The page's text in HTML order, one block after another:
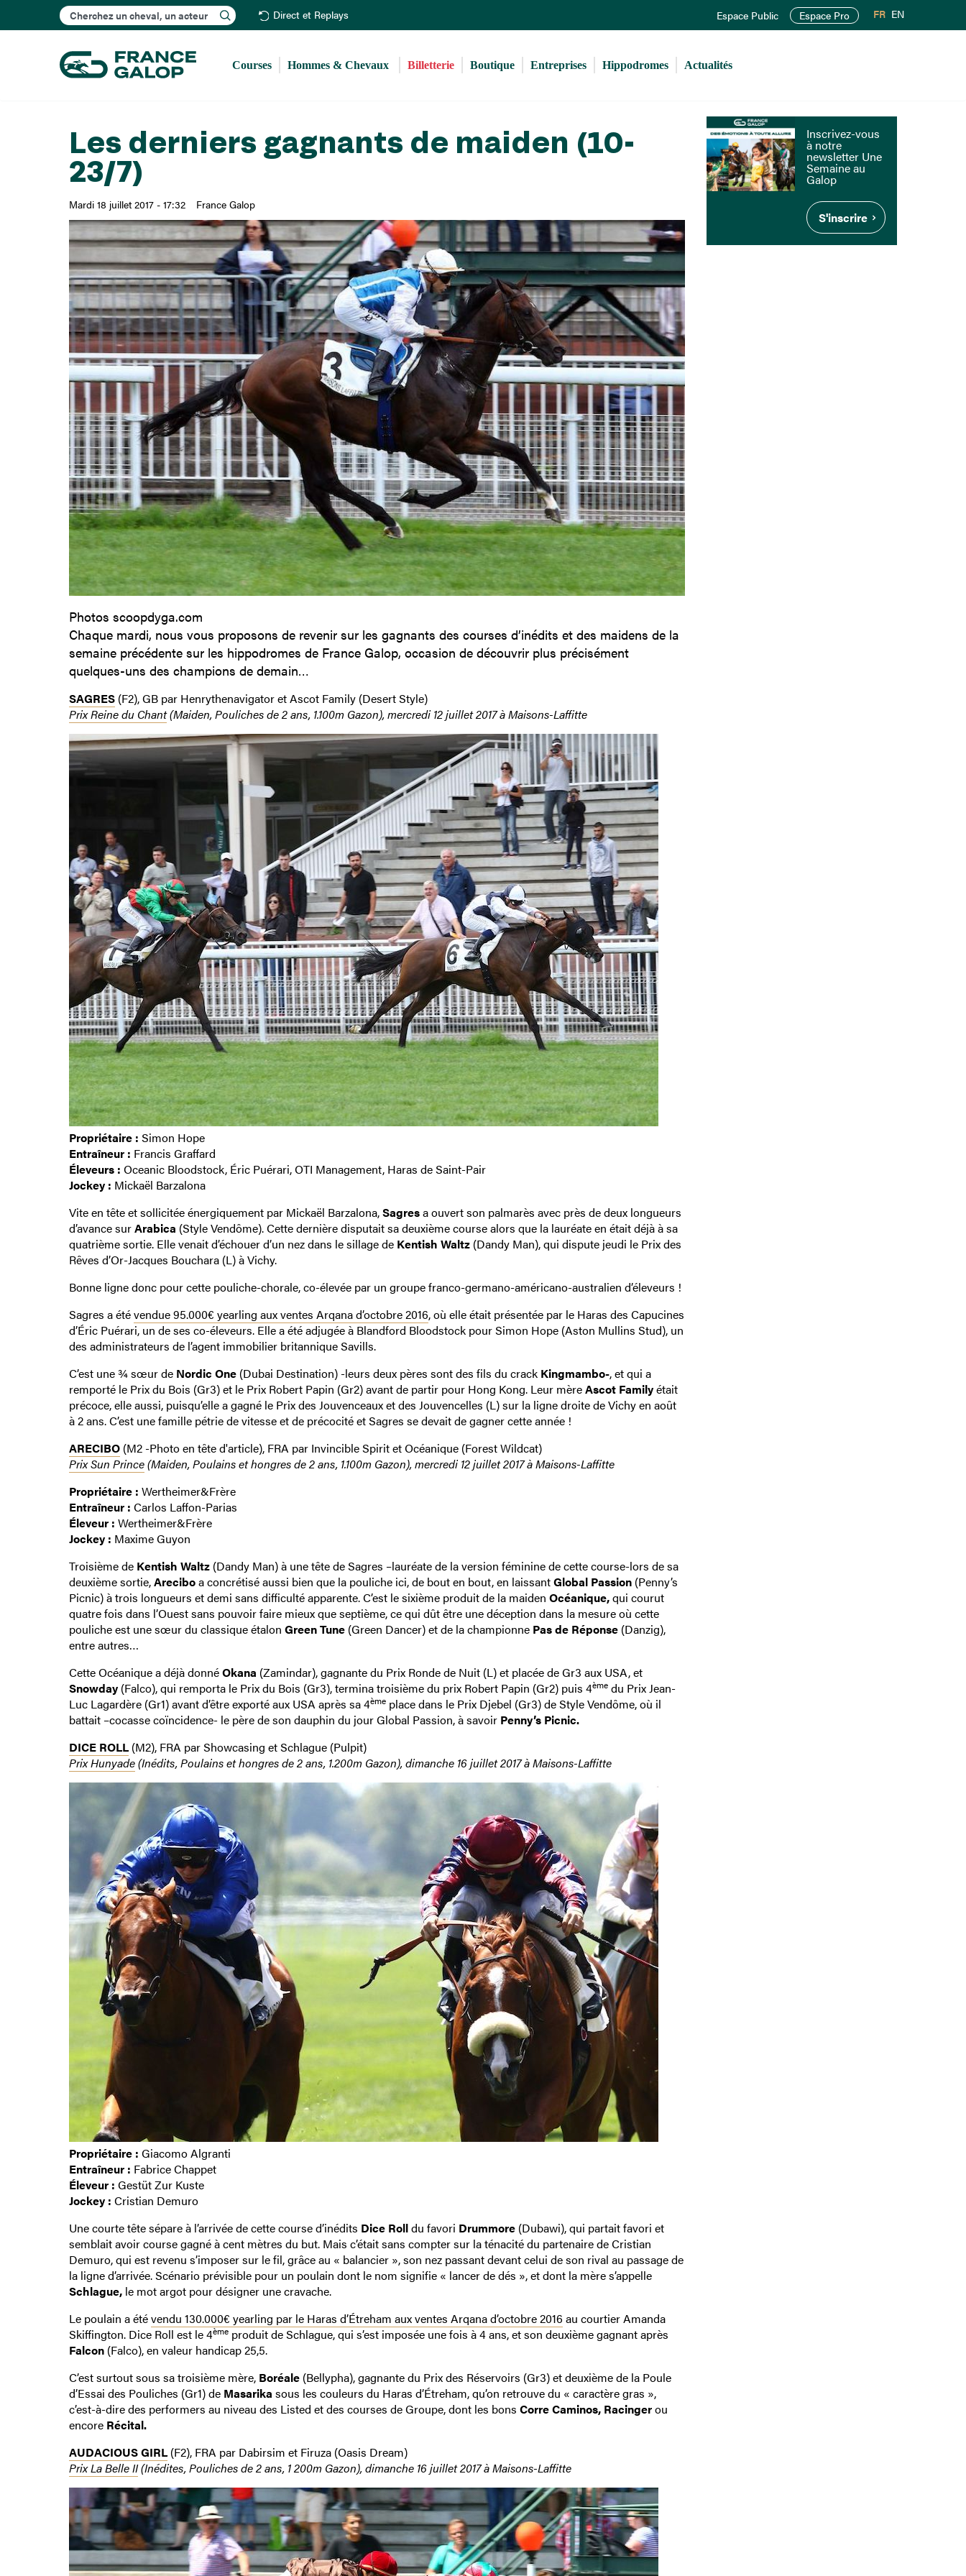
au
principal
Rechercher Direct et Replays Espace Public Espace Pro FR EN
Courses Hommes & Chevaux Billetterie Boutique Entreprises Hippodromes Actualités
Les derniers gagnants de maiden (10-
23/7)
Mardi 18 juillet 2017 - 17:32 France Galop
Photos scoopdyga.com
Chaque mardi, nous vous proposons de revenir sur les gagnants des courses d’inédits et des maidens de la
semaine précédente sur les hippodromes de France Galop, occasion de découvrir plus précisément
quelques-uns des champions de demain…
SAGRES(F2), GB par Henrythenavigator et Ascot Family (Desert Style)
Prix Reine du Chant(Maiden, Pouliches de 2 ans, 1.100m Gazon), mercredi 12 juillet 2017 à Maisons-Laffitte
Propriétaire : Simon Hope
Entraîneur : Francis Graffard
Éleveurs : Oceanic Bloodstock, Éric Puérari, OTI Management, Haras de Saint-Pair
Jockey : Mickaël Barzalona
Vite en tête et sollicitée énergiquement par Mickaël Barzalona,Sagresa ouvert son palmarès avec près de deux longueurs
d’avance surArabica (Style Vendôme). Cette dernière disputait sa deuxième course alors que la lauréate en était déjà à sa
quatrième sortie. Elle venait d’échouer d’un nez dans le sillage de Kentish Waltz(Dandy Man), qui dispute jeudi le Prix des
Rêves d’Or-Jacques Bouchara (L) à Vichy.
Bonne ligne donc pour cette pouliche-chorale, co-élevée par un groupe franco-germano-américano-australien d’éleveurs !
Sagres a étévendue 95.000€ yearling aux ventes Arqana d’octobre 2016, où elle était présentée par le Haras des Capucines
d’Éric Puérari, un de ses co-éleveurs. Elle a été adjugée à Blandford Bloodstock pour Simon Hope (Aston Mullins Stud), un
des administrateurs de l’agent immobilier britannique Savills.
C’est une ¾ sœur deNordic One(Dubai Destination) -leurs deux pères sont des fils du crack Kingmambo-, et qui a
remporté le Prix du Bois (Gr3) et le Prix Robert Papin (Gr2) avant de partir pour Hong Kong. Leur mèreAscot Familyétait
précoce, elle aussi, puisqu’elle a gagné le Prix des Jouvenceaux et des Jouvencelles (L) sur la ligne droite de Vichy en août
à 2 ans. C’est une famille pétrie de vitesse et de précocité et Sagres se devait de gagner cette année !
ARECIBO(M2 -Photo en tête d'article), FRA par Invincible Spirit et Océanique (Forest Wildcat)
Prix Sun Prince(Maiden, Poulains et hongres de 2 ans, 1.100m Gazon), mercredi 12 juillet 2017 à Maisons-Laffitte
Propriétaire : Wertheimer&Frère
Entraîneur : Carlos Laffon-Parias
Éleveur : Wertheimer&Frère
Jockey : Maxime Guyon
Troisième de Kentish Waltz(Dandy Man) à une tête de Sagres –lauréate de la version féminine de cette course-lors de sa
deuxième sortie,Areciboa concrétisé aussi bien que la pouliche ici, de bout en bout, en laissantGlobal Passion(Penny’s
Picnic) à trois longueurs et demi sans difficulté apparente. C’est le sixième produit de la maiden Océanique,qui courut
quatre fois dans l’Ouest sans pouvoir faire mieux que septième, ce qui dût être une déception dans la mesure où cette
pouliche est une sœur du classique étalon Green Tune(Green Dancer) et de la championne Pas de Réponse(Danzig),
entre autres…
Cette Océanique a déjà donnéOkana (Zamindar), gagnante du Prix Ronde de Nuit (L) et placée de Gr3 aux USA, et
Snowday(Falco), qui remporta le Prix du Bois (Gr3), termina troisième du prix Robert Papin (Gr2) puis 4èmedu Prix Jean-
Luc Lagardère (Gr1) avant d’être exporté aux USA après sa 4èmeplace dans le Prix Djebel (Gr3) de Style Vendôme, où il
battait –cocasse coïncidence- le père de son dauphin du jour Global Passion, à savoir Penny’s Picnic.
DICE ROLL(M2), FRA par Showcasing et Schlague (Pulpit)
Prix Hunyade(Inédits, Poulains et hongres de 2 ans, 1.200m Gazon), dimanche 16 juillet 2017 à Maisons-Laffitte
Propriétaire : Giacomo Algranti
Entraîneur : Fabrice Chappet
Éleveur : Gestüt Zur Kuste
Jockey : Cristian Demuro
Une courte tête sépare à l’arrivée de cette course d’inédits Dice Rolldu favori Drummore(Dubawi), qui partait favori et
semblait avoir course gagné à cent mètres du but. Mais c’était sans compter sur la ténacité du partenaire de Cristian
Demuro, qui est revenu s’imposer sur le fil, grâce au « balancier », son nez passant devant celui de son rival au passage de
la ligne d’arrivée. Scénario prévisible pour un poulain dont le nom signifie « lancer de dés », et dont la mère s’appelle
Schlague,le mot argot pour désigner une cravache.
Le poulain a étévendu 130.000€ yearling par le Haras d’Étreham aux ventes Arqana d’octobre 2016 au courtier Amanda
Skiffington. Dice Roll est le 4èmeproduit de Schlague, qui s’est imposée une fois à 4 ans, et son deuxième gagnant après
Falcon(Falco), en valeur handicap 25,5.
C’est surtout sous sa troisième mère, Boréale(Bellypha), gagnante du Prix des Réservoirs (Gr3) et deuxième de la Poule
d’Essai des Pouliches (Gr1) de Masarika sous les couleurs du Haras d’Étreham, qu’on retrouve du « caractère gras »,
c’est-à-dire des performers au niveau des Listed et des courses de Groupe, dont les bons Corre Caminos, Racingerou
encore Récital.
AUDACIOUS GIRL (F2), FRA par Dabirsim et Firuza (Oasis Dream)
Prix La Belle II(Inédites, Pouliches de 2 ans, 1 200m Gazon), dimanche 16 juillet 2017 à Maisons-Laffitte
Inscrivez-vous
à notre
newsletter Une
Semaine au
Galop
S'inscrire